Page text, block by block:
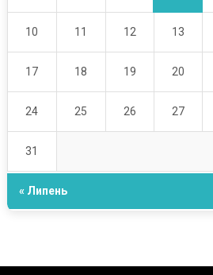
10 11 12 13
17 18 19 20
24 25 26 27
31
« Липень